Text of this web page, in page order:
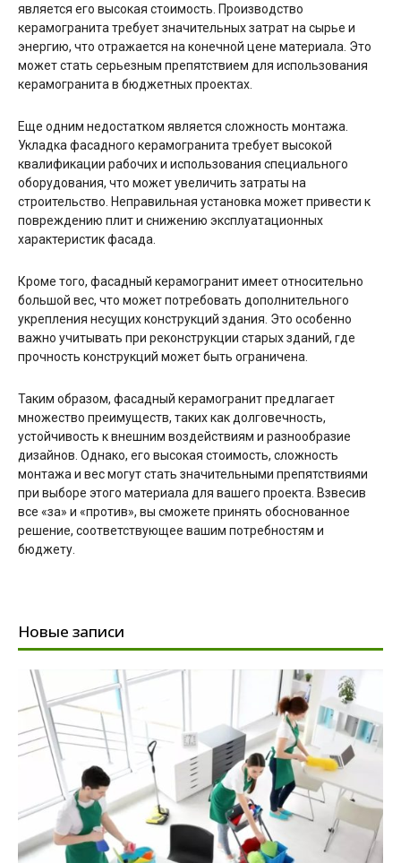
является его высокая стоимость. Производство
керамогранита требует значительных затрат на сырье и
энергию, что отражается на конечной цене материала. Это
может стать серьезным препятствием для использования
керамогранита в бюджетных проектах.
Еще одним недостатком является сложность монтажа.
Укладка фасадного керамогранита требует высокой
квалификации рабочих и использования специального
оборудования, что может увеличить затраты на
строительство. Неправильная установка может привести к
повреждению плит и снижению эксплуатационных
характеристик фасада.
Кроме того, фасадный керамогранит имеет относительно
большой вес, что может потребовать дополнительного
укрепления несущих конструкций здания. Это особенно
важно учитывать при реконструкции старых зданий, где
прочность конструкций может быть ограничена.
Таким образом, фасадный керамогранит предлагает
множество преимуществ, таких как долговечность,
устойчивость к внешним воздействиям и разнообразие
дизайнов. Однако, его высокая стоимость, сложность
монтажа и вес могут стать значительными препятствиями
при выборе этого материала для вашего проекта. Взвесив
все «за» и «против», вы сможете принять обоснованное
решение, соответствующее вашим потребностям и
бюджету.
Новые записи